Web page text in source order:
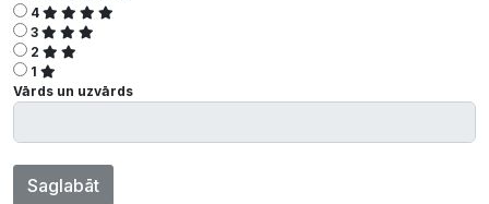
4
3
2
1
Vārds un uzvārds
Saglabāt